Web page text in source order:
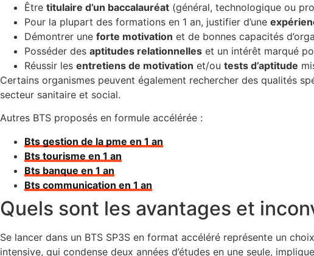
Être titulaire d’un baccalauréat (général, technologique ou
Pour la plupart des formations en 1 an, justifier d’une
Démontrer une forte motivation et de bonnes capacités
Posséder des aptitudes relationnelles et un intérêt marqué
Réussir les entretiens de motivation et/ou tests d’aptitude
Certains organismes peuvent également rechercher des qualités
secteur sanitaire et social.
Autres BTS proposés en formule accélérée :
Bts gestion de la pme en 1 an
Bts tourisme en 1 an
Bts banque en 1 an
Bts communication en 1 an
Quels sont les avantages et
Se lancer dans un BTS SP3S en format accéléré représente un
intensive, qui condense deux années d’études en une seule,